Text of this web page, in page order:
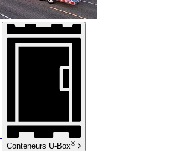
Conteneurs U-Box®